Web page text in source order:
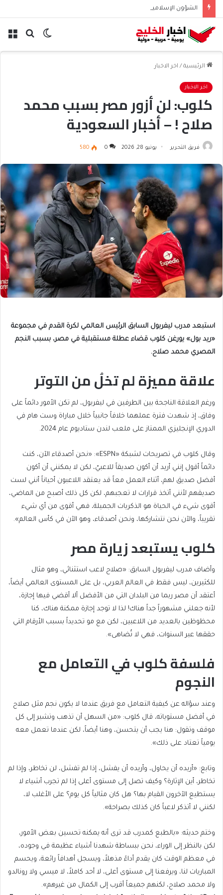
بحث الوضع
الرئيسية / اخر الاخبار
اخر الاخبار
كلوب: لن أزور مصر بسبب محمد
صلاح ! – أخبار السعودية
فريق التحرير يونيو 28, 2026 0
580
استبعد مدرب ليفربول السابق الرئيس العالمي لكرة القدم في مجموعة
«ريد بول» يورغن كلوب قضاء عطلة مستقبلية في مصر، بسبب النجم
المصري محمد صلاح.
علاقة مميزة لم تخلُ من التوتر
ورغم العلاقة الناجحة بين الطرفين في ليفربول، لم تكن الأمور دائماً على
وفاق، إذ شهدت فترة عملهما خلافاً جانبياً خلال مباراة وست هام في
الدوري الإنجليزي الممتاز على ملعب لندن ستاديوم عام 2024.
وقال كلوب في تصريحات لشبكة «ESPN»: «نحن أصدقاء الآن، كنت
دائماً أقول إنني أريد أن أكون صديقاً للاعبيّ، لكن لا يمكنني أن أكون
أفضل صديق لهم، أثناء العمل معاً قد يعتقد اللاعبون أحياناً أنني لست
صديقهم لأنني أتخذ قرارات لا تعجبهم، لكن كل ذلك أصبح من الماضي،
أقوى شيء في الحياة هو الذكريات الجميلة، فهي أقوى من أي شيء
تقريباً، والآن نحن نتشاركها، ونحن أصدقاء، وهو الآن في كأس العالم».
كلوب يستبعد زيارة مصر
وأضاف مدرب ليفربول السابق: «صلاح لاعب استثنائي، وهو مثال
للكثيرين، ليس فقط في العالم العربي، بل على المستوى العالمي أيضاً،
أعتقد أن مصر ربما من البلدان التي من الأفضل ألا أقضي فيها إجازة،
لأنه جعلني مشهوراً جداً هناك! لذا لا توجد إجازة ممكنة هناك، كنا
محظوظين بالعديد من اللاعبين، لكن مع مو تحديداً بسبب الأرقام التي
حققها عبر السنوات، فهي لا تُضاهى».
فلسفة كلوب في التعامل مع
النجوم
وعند سؤاله عن كيفية التعامل مع فريق عندما لا يكون نجم مثل صلاح
في أفضل مستوياته، قال كلوب: «من السهل أن تذهب وتشير إلى كل
موقف وتقول: هنا يجب أن يتحسن، وهنا أيضاً، لكن عندما تعمل معه
يومياً تعتاد على ذلك».
وتابع: «أريده أن يحاول، وأريده أن يفشل، إذا لم تفشل، لن تخاطر، وإذا لم
تخاطر، أين الإثارة؟ وكيف تصل إلى مستوى أعلى إذا لم تجرب أشياء لا
يستطيع الآخرون القيام بها؟ هل كان مثالياً كل يوم؟ على الأغلب لا،
لكنني لا أتذكر لاعباً كان كذلك بصراحة».
وختم حديثه: «بالطبع كمدرب قد ترى أنه يمكنه تحسين بعض الأمور،
لكن بالنظر إلى الوراء، نحن ببساطة شهدنا أشياء عظيمة في وجوده،
في معظم الوقت كان يقدم أداءً مذهلاً، ويسجل أهدافاً رائعة، ويحسم
المباريات لنا، ويرفعنا إلى مستوى أعلى، لا أحد كاملاً، لا ميسي ولا رونالدو
ولا محمد صلاح، لكنهم جميعاً أقرب إلى الكمال من غيرهم».